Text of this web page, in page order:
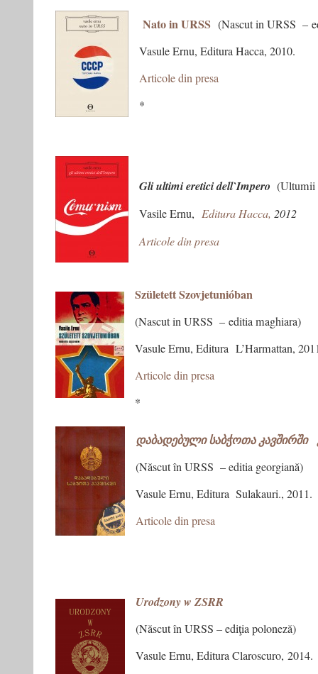
Nato in URSS (Nascut in URSS –
Vasule Ernu, Editura Hacca, 2010.
Articole din presa
*
Gli ultimi eretici dell`Impero (Ultumii
Vasile Ernu, Editura Hacca, 2012
Articole din presa
Született Szovjetunióban
(Nascut in URSS – editia maghiara)
Vasule Ernu, Editura L’Harmattan,
Articole din presa
*
დაბადებული საბჭოთა კავშირში
(Născut în URSS – editia georgiană)
Vasule Ernu, Editura Sulakauri., 2011.
Articole din presa
Urodzony w ZSRR
(Născut în URSS – ediţia poloneză)
Vasule Ernu, Editura Claroscuro, 2014.